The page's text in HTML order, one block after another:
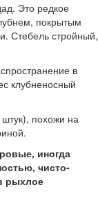
Это редкое
покрытым
Стебель стройный,
в
клубненосный
штук), похожи на
иногда
чисто-
рыхлое